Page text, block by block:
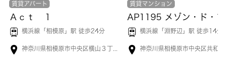
賃貸アパート
Ａｃｔ １
横浜線「 相模原 」駅 徒歩24分
賃貸マンション
横浜線「 淵野辺 」駅 徒歩14分